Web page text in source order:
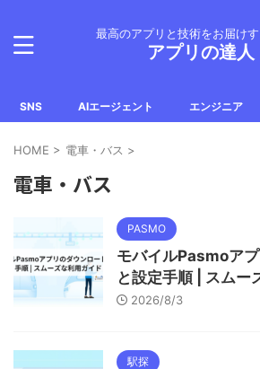
最高のアプリと技術をお届け
アプリの達人
SNS AIエージェント エンジニア
HOME > 電車・バス >
電車・バス
PASMO
モバイルPasmoア
と設定手順 | スムー
2026/8/3
駅探